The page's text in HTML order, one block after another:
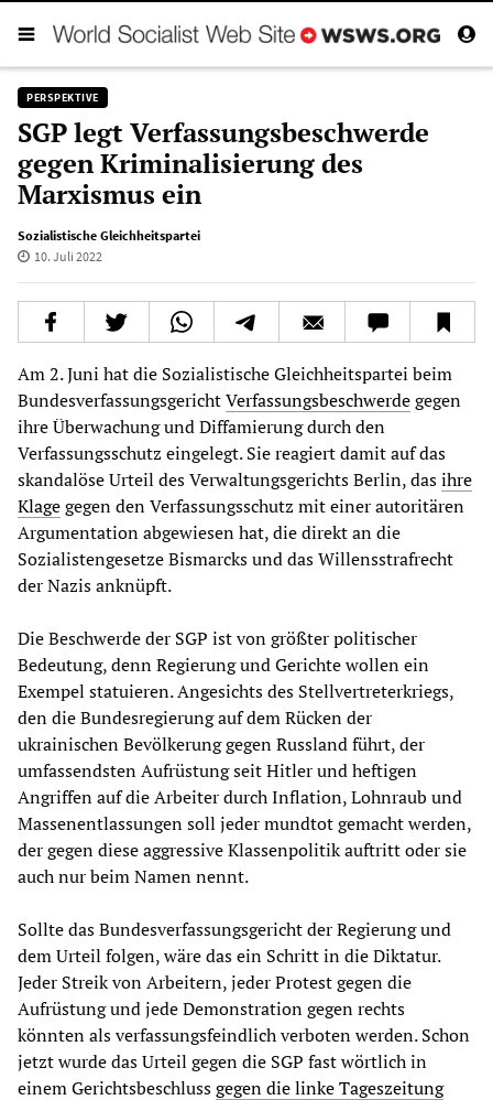
PERSPEKTIVE
SGP legt Verfassungsbeschwerde
gegen Kriminalisierung des
Marxismus ein
Sozialistische Gleichheitspartei
10. Juli 2022
Am 2. Juni hat die Sozialistische Gleichheitspartei beim
BundesverfassungsgerichtVerfassungsbeschwerdegegen
ihre Überwachung und Diffamierung durch den
Verfassungsschutz eingelegt. Sie reagiert damit auf das
skandalöse Urteil des Verwaltungsgerichts Berlin, dasihre
Klagegegen den Verfassungsschutz mit einer autoritären
Argumentation abgewiesen hat, die direkt an die
Sozialistengesetze Bismarcks und das Willensstrafrecht
der Nazis anknüpft.
Die Beschwerde der SGP ist von größter politischer
Bedeutung, denn Regierung und Gerichte wollen ein
Exempel statuieren. Angesichts des Stellvertreterkriegs,
den die Bundesregierung auf dem Rücken der
ukrainischen Bevölkerung gegen Russland führt, der
umfassendsten Aufrüstung seit Hitler und heftigen
Angriffen auf die Arbeiter durch Inflation, Lohnraub und
Massenentlassungen soll jeder mundtot gemacht werden,
der gegen diese aggressive Klassenpolitik auftritt oder sie
auch nur beim Namen nennt.
Sollte das Bundesverfassungsgericht der Regierung und
dem Urteil folgen, wäre das ein Schritt in die Diktatur.
Jeder Streik von Arbeitern, jeder Protest gegen die
Aufrüstung und jede Demonstration gegen rechts
könnten als verfassungsfeindlich verboten werden. Schon
jetzt wurde das Urteil gegen die SGP fast wörtlich in
einem Gerichtsbeschlussgegen dielinkeTageszeitung